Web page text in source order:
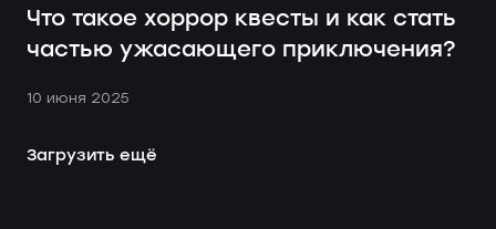
Что такое хоррор квесты и как стать
частью ужасающего приключения?
10 июня 2025
Загрузить ещё